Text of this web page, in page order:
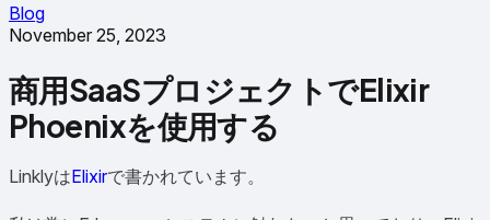
Blog
November 25, 2023
商用SaaSプロジェクトでElixir
Phoenixを使用する
LinklyはElixirで書かれています。